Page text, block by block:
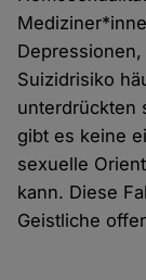
Suizidrisiko
unterdrückten
gibt es keine
sexuelle
kann. Diese
Geistliche